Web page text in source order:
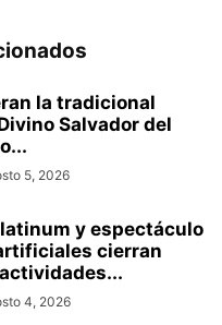
la tradicional
Salvador del
5, 2026
y espectáculo
cierran
4, 2026